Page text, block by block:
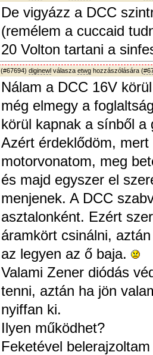
De vigyázz a DCC
(remélem a cuccaid
20 Volton tartani a
(#67694) diginewl válasza etwg hozzászólására (
Nálam a DCC 16V
még elmegy a
körül kapnak a sínből a
Azért érdeklődöm,
motorvonatom, meg
és majd egyszer el
menjenek. A DCC
asztalonként. Ezért
áramkört csinálni,
az legyen az ő baja.
Valami Zener diódás
tenni, aztán ha jön
nyiffan ki.
Ilyen működhet?
Feketével